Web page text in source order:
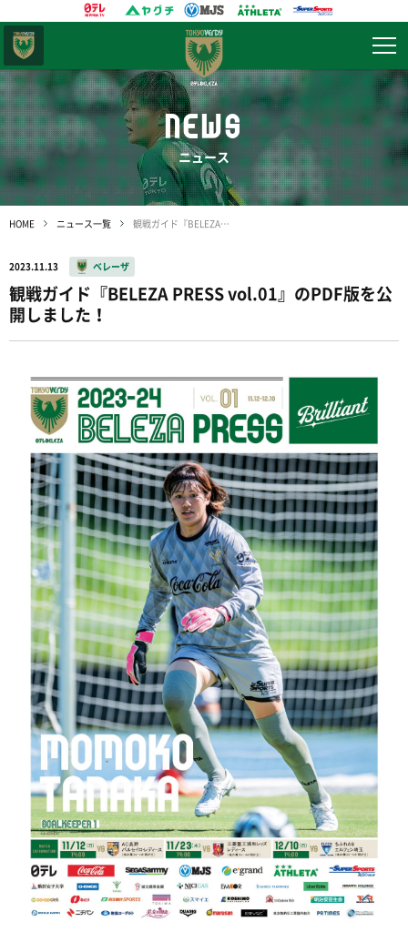
NEWS
ニュース
HOME ニュース一覧 観戦ガイド『BELEZA PRESS vol.01』のPDF版を公開しました！
2023.11.13 ベレーザ
観戦ガイド『BELEZA PRESS vol.01』のPDF版を公
開しました！